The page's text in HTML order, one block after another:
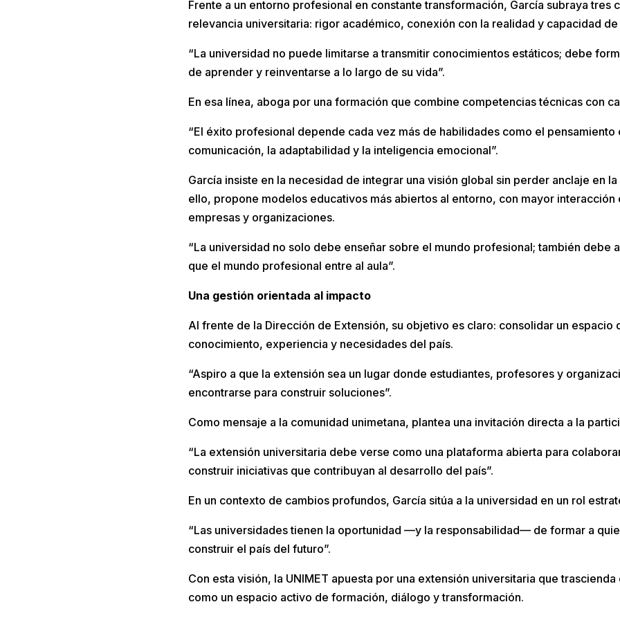
Frente a un entorno profesional en constante transformación, García subraya tres
relevancia universitaria: rigor académico, conexión con la realidad y capacidad
“La universidad no puede limitarse a transmitir conocimientos estáticos; debe
de aprender y reinventarse a lo largo de su vida”.
En esa línea, aboga por una formación que combine competencias técnicas con
“El éxito profesional depende cada vez más de habilidades como el pensamiento
comunicación, la adaptabilidad y la inteligencia emocional”.
García insiste en la necesidad de integrar una visión global sin perder anclaje en
ello, propone modelos educativos más abiertos al entorno, con mayor interacción
empresas y organizaciones.
“La universidad no solo debe enseñar sobre el mundo profesional; también debe
que el mundo profesional entre al aula”.
Una gestión orientada al impacto
Al frente de la Dirección de Extensión, su objetivo es claro: consolidar un espacio
conocimiento, experiencia y necesidades del país.
“Aspiro a que la extensión sea un lugar donde estudiantes, profesores y
encontrarse para construir soluciones”.
Como mensaje a la comunidad unimetana, plantea una invitación directa a la
“La extensión universitaria debe verse como una plataforma abierta para
construir iniciativas que contribuyan al desarrollo del país”.
En un contexto de cambios profundos, García sitúa a la universidad en un rol
“Las universidades tienen la oportunidad —y la responsabilidad— de formar a
construir el país del futuro”.
Con esta visión, la UNIMET apuesta por una extensión universitaria que
como un espacio activo de formación, diálogo y transformación.